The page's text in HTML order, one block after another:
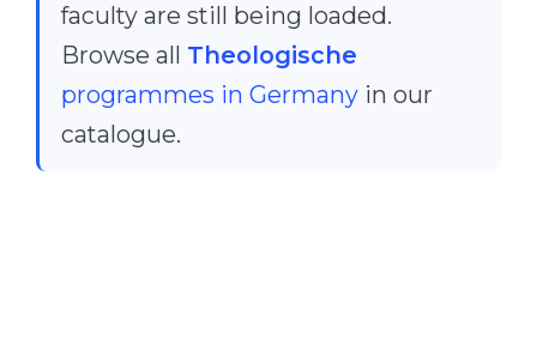
faculty are still being loaded.
Browse all Theologische
programmes in Germany in our
catalogue.